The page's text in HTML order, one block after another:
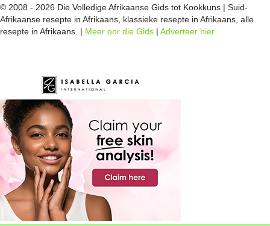
© 2008 - 2026 Die Volledige Afrikaanse Gids tot Kookkuns | Suid-
Afrikaanse resepte in Afrikaans, klassieke resepte in Afrikaans, alle
resepte in Afrikaans. | Meer oor die Gids | Adverteer hier